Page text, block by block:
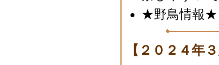
★野鳥情報
【２０２４年